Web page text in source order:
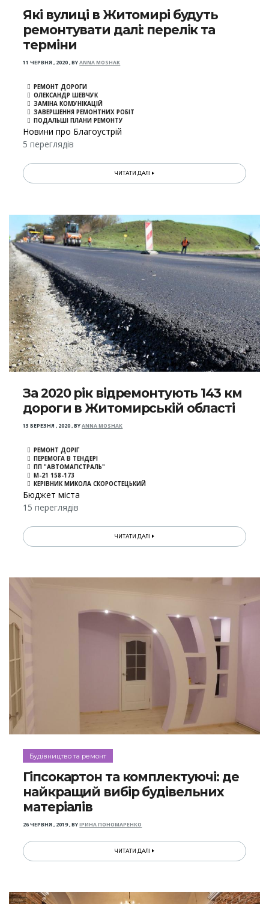
Які вулиці в Житомирі будуть
ремонтувати далі: перелік та
терміни
11 ЧЕРВНЯ , 2020,BYANNA MOSHAK
РЕМОНТ ДОРОГИ
ОЛЕКСАНДР ШЕВЧУК
ЗАМІНА КОМУНІКАЦІЙ
ЗАВЕРШЕННЯ РЕМОНТНИХ РОБІТ
ПОДАЛЬШІ ПЛАНИ РЕМОНТУ
Новини про Благоустрій
5 переглядів
ЧИТАТИ ДАЛІ
За 2020 рік відремонтують 143 км
дороги в Житомирській області
13 БЕРЕЗНЯ , 2020,BYANNA MOSHAK
РЕМОНТ ДОРІГ
ПЕРЕМОГА В ТЕНДЕРІ
ПП "АВТОМАГІСТРАЛЬ"
М-21 158-173
КЕРІВНИК МИКОЛА СКОРОСТЕЦЬКИЙ
Бюджет міста
15 переглядів
ЧИТАТИ ДАЛІ
Будівництво та ремонт
Гіпсокартон та комплектуючі: де
найкращий вибір будівельних
матеріалів
26 ЧЕРВНЯ , 2019,BYІРИНА ПОНОМАРЕНКО
ЧИТАТИ ДАЛІ